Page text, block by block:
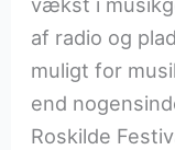
af radio og
muligt for
end
Roskilde